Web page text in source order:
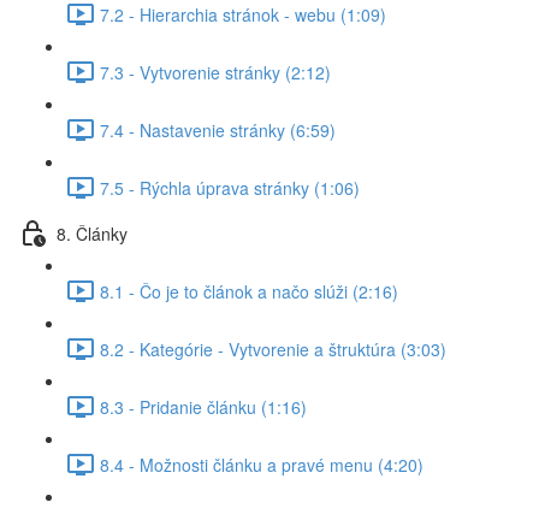
7.2 - Hierarchia stránok - webu (1:09)
7.3 - Vytvorenie stránky (2:12)
7.4 - Nastavenie stránky (6:59)
7.5 - Rýchla úprava stránky (1:06)
8. Články
8.1 - Čo je to článok a načo slúži (2:16)
8.2 - Kategórie - Vytvorenie a štruktúra (3:03)
8.3 - Pridanie článku (1:16)
8.4 - Možnosti článku a pravé menu (4:20)